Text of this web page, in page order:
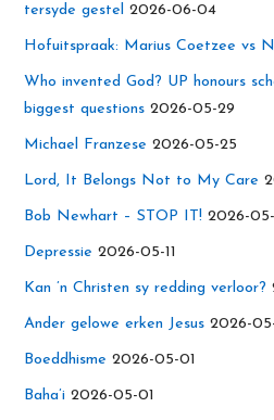
tersyde gestel 2026-06-04
Hofuitspraak: Marius Coetzee vs
Who invented God? UP honours
biggest questions 2026-05-29
Michael Franzese 2026-05-25
Lord, It Belongs Not to My Care
Bob Newhart – STOP IT! 2026-05-
Depressie 2026-05-11
Kan ’n Christen sy redding verloor?
Ander gelowe erken Jesus 2026-
Boeddhisme 2026-05-01
Baha’i 2026-05-01